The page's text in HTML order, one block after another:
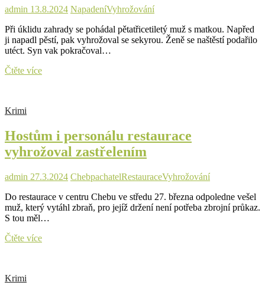
admin 13.8.2024 NapadeníVyhrožování
Při úklidu zahrady se pohádal pětatřicetiletý muž s matkou. Napřed
ji napadl pěstí, pak vyhrožoval se sekyrou. Ženě se naštěstí podařilo
utéct. Syn vak pokračoval…
Čtěte vícePři
matkou.
Napřed
ji
pěstí,
vyhrožoval
se
sekyrou
Krimi
Hostům i personálu restaurace
vyhrožoval zastřelením
admin 27.3.2024 ChebpachatelRestauraceVyhrožování
Do restaurace v centru Chebu ve středu 27. března odpoledne vešel
muž, který vytáhl zbraň, pro jejíž držení není potřeba zbrojní průkaz.
S tou měl…
Čtěte víceHostům
Krimi